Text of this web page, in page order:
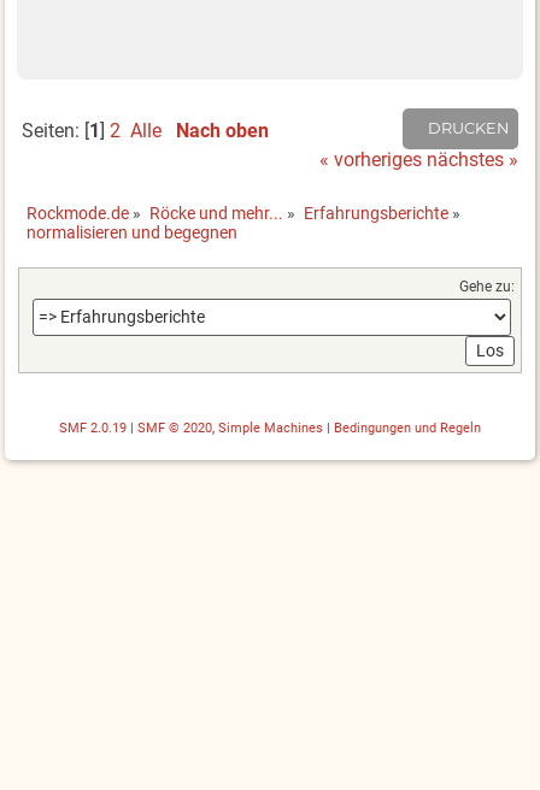
DRUCKEN
Seiten: [1] 2 Alle
Nach oben
« vorheriges nächstes »
Rockmode.de » Röcke und mehr... » Erfahrungsberichte »
normalisieren und begegnen
Gehe zu:
SMF 2.0.19 | SMF © 2020 Simple Machines | Bedingungen und Regeln